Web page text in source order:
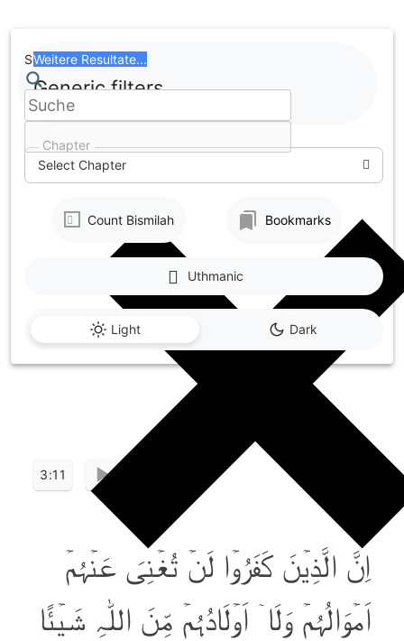
to
content
Chapter
Select Chapter
Search
Weitere Resultate...
Generic filters
Count Bismilah Bookmarks
Light Dark
Uthmanic
3:11
اِنَّ الَّذِیۡنَ کَفَرُوۡا لَنۡ تُغۡنِیَ عَنۡہُمۡ
اَمۡوَالُہُمۡ وَلَاۤ اَوۡلَادُہُمۡ مِّنَ اللّٰہِ شَیۡئًا